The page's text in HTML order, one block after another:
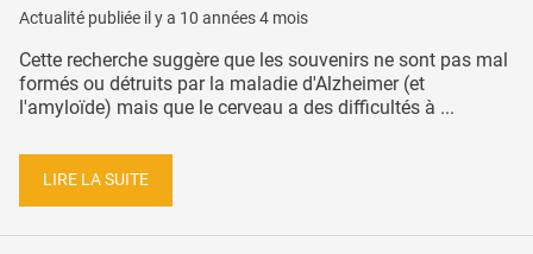
Actualité publiée il y a 10 années 4 mois
Cette recherche suggère que les souvenirs ne sont pas mal
formés ou détruits par la maladie d'Alzheimer (et
l'amyloïde) mais que le cerveau a des difficultés à ...
LIRE LA SUITE